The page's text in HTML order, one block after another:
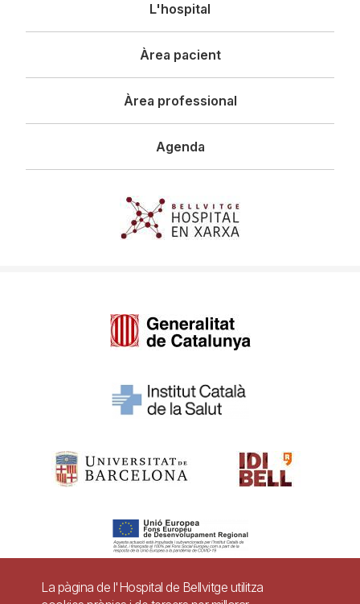
principal
L'hospital
Àrea pacient
Àrea professional
Agenda
La pàgina de l'Hospital de Bellvitge utilitza